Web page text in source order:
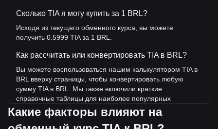
Сколько TIA я могу купить за 1 BRL?
Исходя из текущего обменного курса, вы можете
получить 0.5999 TIA за 1 BRL.
Как рассчитать или конвертировать TIA в BRL?
Вы можете воспользоваться нашим калькулятором TIA в
BRL вверху страницы, чтобы конвертировать любую
сумму TIA в BRL. Мы также включили краткие
справочные таблицы для наиболее популярных
конвертаций. Например, 5 BRL эквивалентны 3 TIA, а 5
TIA будут стоить около 8.33BRL.
Какие факторы влияют на